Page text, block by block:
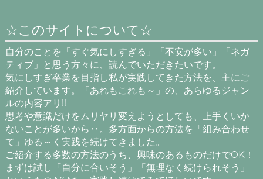
☆このサイトについて☆
自分のことを「すぐ気にしすぎる」「不安が多い」「ネガ
ティブ」と思う方々に、読んでいただきたいです。
気にしすぎ卒業を目指し私が実践してきた方法を、主にご
紹介しています。「あれもこれも～」の、あらゆるジャン
ルの内容アリ‼
思考や意識だけをムリヤリ変えようとしても、上手くいか
ないことが多いから‥。多方面からの方法を「組み合わせ
て」ゆる～く実践を続けてきました。
ご紹介する多数の方法のうち、興味のあるものだけでOK！
まずは試し「自分に合いそう」「無理なく続けられそう」